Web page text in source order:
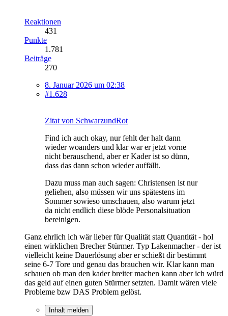
Reaktionen
431
Punkte
1.781
Beiträge
270
8. Januar 2026 um 02:38
#1.628
Zitat von SchwarzundRot
Find ich auch okay, nur fehlt der halt dann
wieder woanders und klar war er jetzt vorne
nicht berauschend, aber er Kader ist so dünn,
dass das dann schon wieder auffällt.
Dazu muss man auch sagen: Christensen ist nur
geliehen, also müssen wir uns spätestens im
Sommer sowieso umschauen, also warum jetzt
da nicht endlich diese blöde Personalsituation
bereinigen.
Ganz ehrlich ich wär lieber für Qualität statt Quantität - hol
einen wirklichen Brecher Stürmer. Typ Lakenmacher - der ist
vielleicht keine Dauerlösung aber er schießt dir bestimmt
seine 6-7 Tore und genau das brauchen wir. Klar kann man
schauen ob man den kader breiter machen kann aber ich würd
das geld auf einen guten Stürmer setzten. Damit wären viele
Probleme bzw DAS Problem gelöst.
Inhalt melden